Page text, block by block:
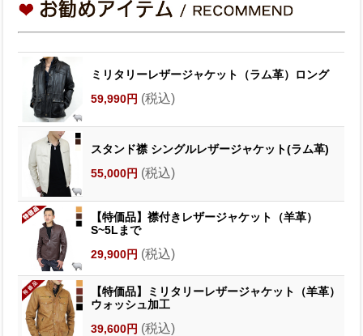
ミリタリーレザージャケット（ラム革）ロング
59,990円 (税込)
スタンド襟 シングルレザージャケット(ラム革)
55,000円 (税込)
【特価品】襟付きレザージャケット（羊革）
S~5Lまで
29,900円 (税込)
【特価品】ミリタリーレザージャケット（羊革）
ウォッシュ加工
39,600円 (税込)